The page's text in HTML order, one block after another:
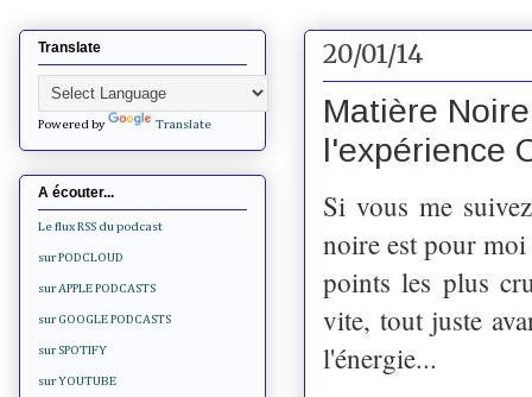
20/01/14
Matière
l'expérience
Si vous me
noire est pour
points les plus
vite, tout juste
l'énergie...
Translate
Powered by Translate
A écouter...
Le flux RSS du podcast
sur PODCLOUD
sur APPLE PODCASTS
sur GOOGLE PODCASTS
sur SPOTIFY
sur YOUTUBE